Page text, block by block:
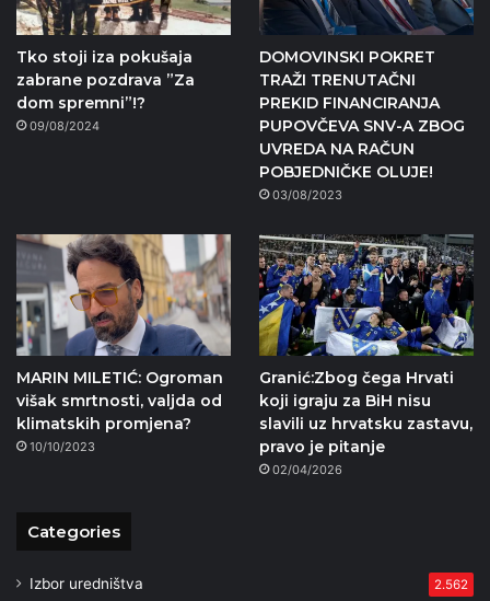
Tko stoji iza pokušaja
zabrane pozdrava ”Za
dom spremni”!?
09/08/2024
DOMOVINSKI POKRET
TRAŽI TRENUTAČNI
PREKID FINANCIRANJA
PUPOVČEVA SNV-A ZBOG
UVREDA NA RAČUN
POBJEDNIČKE OLUJE!
03/08/2023
MARIN MILETIĆ: Ogroman
višak smrtnosti, valjda od
klimatskih promjena?
10/10/2023
Granić:Zbog čega Hrvati
koji igraju za BiH nisu
slavili uz hrvatsku zastavu,
pravo je pitanje
02/04/2026
Categories
Izbor uredništva 2.562